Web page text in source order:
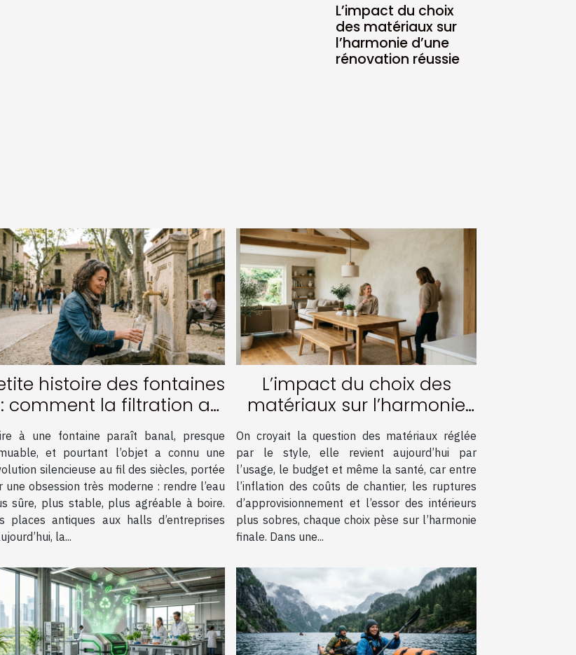
L’impact du choix
des matériaux sur
l’harmonie d’une
rénovation réussie
histoire des fontaines
: comment la filtration a
tout changé
à une fontaine paraît banal, presque
et pourtant l’objet a connu une
silencieuse au fil des siècles, portée
une obsession très moderne : rendre l’eau
sûre, plus stable, plus agréable à boire.
places antiques aux halls d’entreprises
la...
L’impact du choix des
matériaux sur l’harmonie
d’une rénovation réussie
On croyait la question des matériaux réglée
par le style, elle revient aujourd’hui par
l’usage, le budget et même la santé, car entre
l’inflation des coûts de chantier, les ruptures
d’approvisionnement et l’essor des intérieurs
plus sobres, chaque choix pèse sur l’harmonie
finale. Dans une...